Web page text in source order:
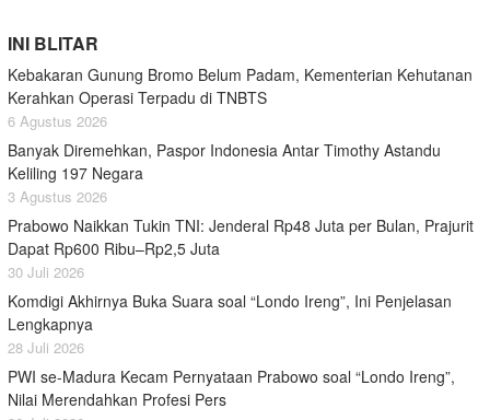
INI BLITAR
Kebakaran Gunung Bromo Belum Padam, Kementerian Kehutanan
Kerahkan Operasi Terpadu di TNBTS
6 Agustus 2026
Banyak Diremehkan, Paspor Indonesia Antar Timothy Astandu
Keliling 197 Negara
3 Agustus 2026
Prabowo Naikkan Tukin TNI: Jenderal Rp48 Juta per Bulan, Prajurit
Dapat Rp600 Ribu–Rp2,5 Juta
30 Juli 2026
Komdigi Akhirnya Buka Suara soal “Londo Ireng”, Ini Penjelasan
Lengkapnya
28 Juli 2026
PWI se-Madura Kecam Pernyataan Prabowo soal “Londo Ireng”,
Nilai Merendahkan Profesi Pers